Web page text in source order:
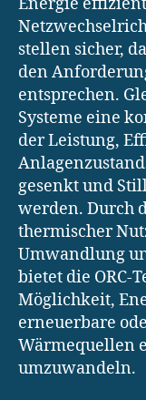
stellen sicher,
den
entsprechen.
Systeme eine
der Leistung,
gesenkt und
werden. Durch
thermischer
Umwandlung
bietet die ORC-
Möglichkeit,
erneuerbare
Wärmequellen
umzuwandeln.